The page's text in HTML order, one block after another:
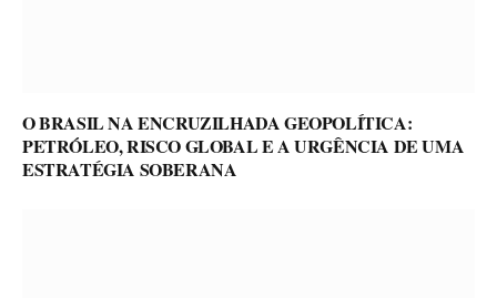
O BRASIL NA ENCRUZILHADA GEOPOLÍTICA:
PETRÓLEO, RISCO GLOBAL E A URGÊNCIA DE UMA
ESTRATÉGIA SOBERANA